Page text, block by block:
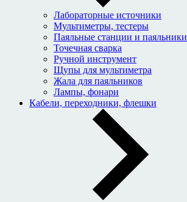
Лабораторные источники
Мультиметры, тестеры
Паяльные станции и паяльники
Точечная сварка
Ручной инструмент
Щупы для мультиметра
Жала для паяльников
Лампы, фонари
Кабели, переходники, флешки